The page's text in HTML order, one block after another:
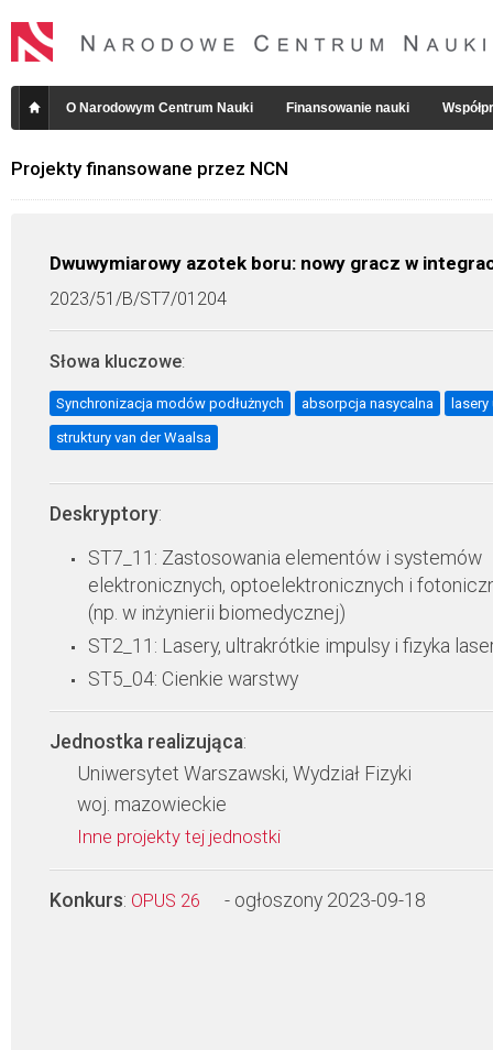
O Narodowym Centrum Nauki Finansowanie nauki
Projekty finansowane przez NCN
Dwuwymiarowy azotek boru: nowy gracz w
2023/51/B/ST7/01204
Słowa kluczowe:
Synchronizacja modów podłużnych absorpcja nasycalna
struktury van der Waalsa
Deskryptory:
ST7_11: Zastosowania elementów i systemów
elektronicznych, optoelektronicznych i
(np. w inżynierii biomedycznej)
ST2_11: Lasery, ultrakrótkie impulsy i fizyka
ST5_04: Cienkie warstwy
Jednostka realizująca:
Uniwersytet Warszawski, Wydział Fizyki
woj. mazowieckie
Inne projekty tej jednostki
Konkurs: OPUS 26 - ogłoszony 2023-09-18